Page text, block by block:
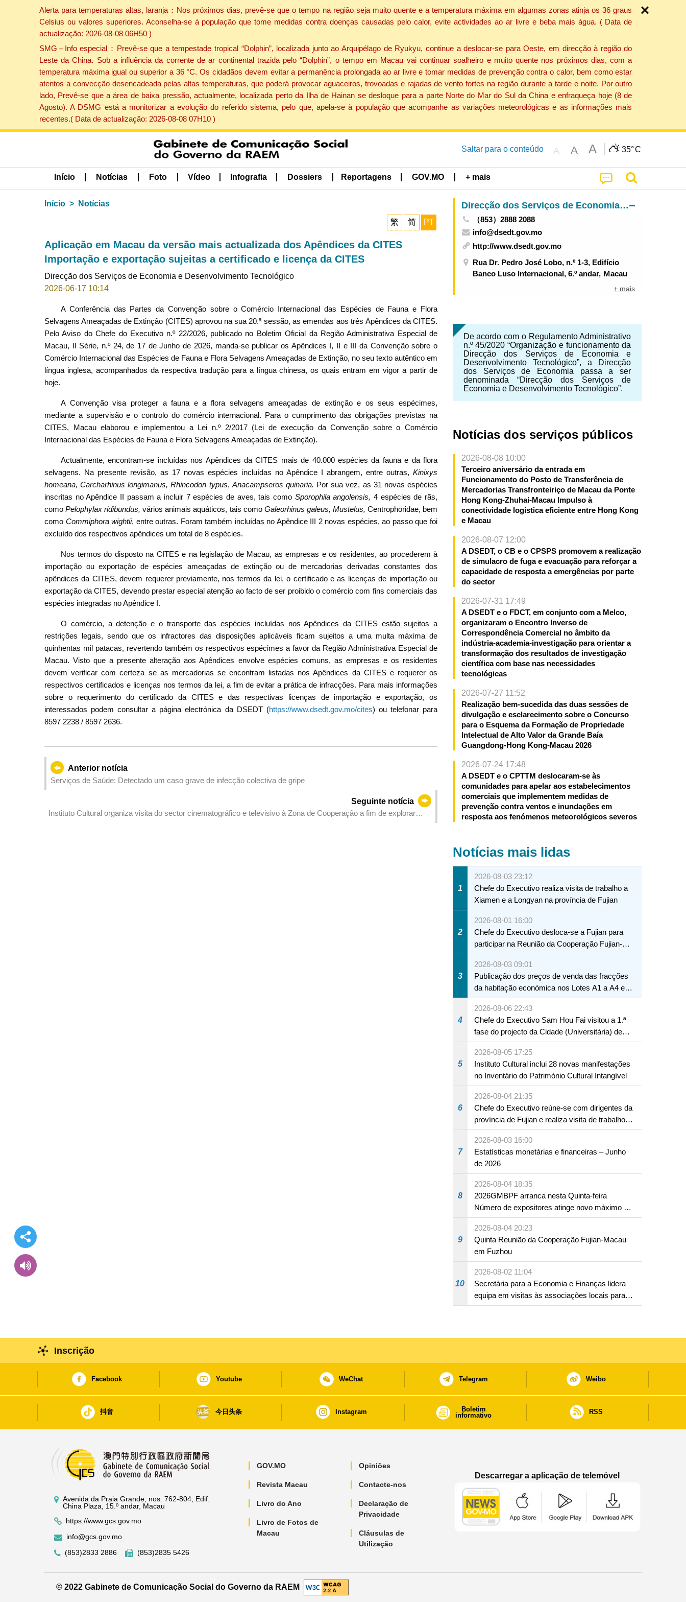
Alerta para temperaturas altas, laranja：Nos próximos dias, prevê-se que o tempo na região seja muito quente e a temperatura máxima em algumas zonas atinja os 36 graus
Celsius ou valores superiores. Aconselha-se à população que tome medidas contra doenças causadas pelo calor, evite actividades ao ar livre e beba mais água. ( Data de
actualização: 2026-08-08 06H50 )
SMG－Info especial：Prevê-se que a tempestade tropical “Dolphin”, localizada junto ao Arquipélago de Ryukyu, continue a deslocar-se para Oeste, em direcção à região do
Leste da China. Sob a influência da corrente de ar continental trazida pelo “Dolphin”, o tempo em Macau vai continuar soalheiro e muito quente nos próximos dias, com a
temperatura máxima igual ou superior a 36 °C. Os cidadãos devem evitar a permanência prolongada ao ar livre e tomar medidas de prevenção contra o calor, bem como estar
atentos a convecção desencadeada pelas altas temperaturas, que poderá provocar aguaceiros, trovoadas e rajadas de vento fortes na região durante a tarde e noite. Por outro
lado, Prevê-se que a área de baixa pressão, actualmente, localizada perto da Ilha de Hainan se desloque para a parte Norte do Mar do Sul da China e enfraqueça hoje (8 de
Agosto). A DSMG está a monitorizar a evolução do referido sistema, pelo que, apela-se à população que acompanhe as variações meteorológicas e as informações mais
recentes.( Data de actualização: 2026-08-08 07H10 )
Saltar para o conteúdo A A A 35°C
Início Notícias Foto Vídeo Infografia Dossiers Reportagens GOV.MO + mais
Início Notícias
繁 简 PT
Aplicação em Macau da versão mais actualizada dos Apêndices da CITES
Importação e exportação sujeitas a certificado e licença da CITES
Direcção dos Serviços de Economia e Desenvolvimento Tecnológico
2026-06-17 10:14
A Conferência das Partes da Convenção sobre o Comércio Internacional das Espécies de Fauna e Flora
Selvagens Ameaçadas de Extinção (CITES) aprovou na sua 20.ª sessão, as emendas aos três Apêndices da CITES.
Pelo Aviso do Chefe do Executivo n.º 22/2026, publicado no Boletim Oficial da Região Administrativa Especial de
Macau, II Série, n.º 24, de 17 de Junho de 2026, manda-se publicar os Apêndices I, II e III da Convenção sobre o
Comércio Internacional das Espécies de Fauna e Flora Selvagens Ameaçadas de Extinção, no seu texto autêntico em
língua inglesa, acompanhados da respectiva tradução para a língua chinesa, os quais entram em vigor a partir de
hoje.
A Convenção visa proteger a fauna e a flora selvagens ameaçadas de extinção e os seus espécimes,
mediante a supervisão e o controlo do comércio internacional. Para o cumprimento das obrigações previstas na
CITES, Macau elaborou e implementou a Lei n.º 2/2017 (Lei de execução da Convenção sobre o Comércio
Internacional das Espécies de Fauna e Flora Selvagens Ameaçadas de Extinção).
Actualmente, encontram-se incluídas nos Apêndices da CITES mais de 40.000 espécies da fauna e da flora
selvagens. Na presente revisão, as 17 novas espécies incluídas no Apêndice I abrangem, entre outras, Kinixys
homeana,Carcharhinus longimanus, Rhincodon typus, Anacampseros quinaria. Por sua vez, as 31 novas espécies
inscritas no Apêndice II passam a incluir 7 espécies de aves, tais como Sporophila angolensis,4 espécies de rãs,
como Pelophylax ridibundus, vários animais aquáticos, tais como Galeorhinus galeus, Mustelus, Centrophoridae, bem
como Commiphora wightii, entre outras. Foram também incluídas no Apêndice III 2 novas espécies, ao passo que foi
excluído dos respectivos apêndices um total de 8 espécies.
Nos termos do disposto na CITES e na legislação de Macau, as empresas e os residentes, ao procederem à
importação ou exportação de espécies ameaçadas de extinção ou de mercadorias derivadas constantes dos
apêndices da CITES, devem requerer previamente, nos termos da lei, o certificado e as licenças de importação ou
exportação da CITES, devendo prestar especial atenção ao facto de ser proibido o comércio com fins comerciais das
espécies integradas no Apêndice I.
O comércio, a detenção e o transporte das espécies incluídas nos Apêndices da CITES estão sujeitos a
restrições legais, sendo que os infractores das disposições aplicáveis ficam sujeitos a uma multa máxima de
quinhentas mil patacas, revertendo também os respectivos espécimes a favor da Região Administrativa Especial de
Macau. Visto que a presente alteração aos Apêndices envolve espécies comuns, as empresas e os residentes
devem verificar com certeza se as mercadorias se encontram listadas nos Apêndices da CITES e requerer os
respectivos certificados e licenças nos termos da lei, a fim de evitar a prática de infracções. Para mais informações
sobre o requerimento do certificado da CITES e das respectivas licenças de importação e exportação, os
interessados podem consultar a página electrónica da DSEDT (https://www.dsedt.gov.mo/cites) ou telefonar para
8597 2238 / 8597 2636.
Anterior notícia
Serviços de Saúde: Detectado um caso grave de infecção colectiva de gripe
Seguinte notícia
Instituto Cultural organiza visita do sector cinematográfico e televisivo à Zona de Cooperação a fim de explorar
Direcção dos Serviços de Economia e Desenvolvimento Tecnológico
（853）2888 2088
info@dsedt.gov.mo
http://www.dsedt.gov.mo
Rua Dr. Pedro José Lobo, n.º 1-3, Edifício
Banco Luso Internacional, 6.º andar, Ｍacau
+ mais
De acordo com o Regulamento Administrativo
n.º 45/2020 “Organização e funcionamento da
Direcção dos Serviços de Economia e
Desenvolvimento Tecnológico”, a Direcção
dos Serviços de Economia passa a ser
denominada “Direcção dos Serviços de
Economia e Desenvolvimento Tecnológico”.
Notícias dos serviços públicos
2026-08-08 10:00
Terceiro aniversário da entrada em
Funcionamento do Posto de Transferência de
Mercadorias Transfronteiriço de Macau da Ponte
Hong Kong-Zhuhai-Macau Impulso à
conectividade logística eficiente entre Hong Kong
e Macau
2026-08-07 12:00
A DSEDT, o CB e o CPSPS promovem a realização
de simulacro de fuga e evacuação para reforçar a
capacidade de resposta a emergências por parte
do sector
2026-07-31 17:49
A DSEDT e o FDCT, em conjunto com a Melco,
organizaram o Encontro Inverso de
Correspondência Comercial no âmbito da
indústria-academia-investigação para orientar a
transformação dos resultados de investigação
científica com base nas necessidades
tecnológicas
2026-07-27 11:52
Realização bem-sucedida das duas sessões de
divulgação e esclarecimento sobre o Concurso
para o Esquema da Formação de Propriedade
Intelectual de Alto Valor da Grande Baía
Guangdong-Hong Kong-Macau 2026
2026-07-24 17:48
A DSEDT e o CPTTM deslocaram-se às
comunidades para apelar aos estabelecimentos
comerciais que implementem medidas de
prevenção contra ventos e inundações em
resposta aos fenómenos meteorológicos severos
Notícias mais lidas
1
2026-08-03 23:12
Chefe do Executivo realiza visita de trabalho a
Xiamen e a Longyan na província de Fujian
2
2026-08-01 16:00
Chefe do Executivo desloca-se a Fujian para
participar na Reunião da Cooperação Fujian-
Macau
3
2026-08-03 09:01
Publicação dos preços de venda das fracções
da habitação económica nos Lotes A1 a A4 e
A12 da Zona A dos Novos Aterros
4
2026-08-06 22:43
Chefe do Executivo Sam Hou Fai visitou a 1.ª
fase do projecto da Cidade (Universitária) de
Educação Internacional de Macau e Hengqin
5
2026-08-05 17:25
Instituto Cultural inclui 28 novas manifestações
no Inventário do Património Cultural Intangível
6
2026-08-04 21:35
Chefe do Executivo reúne-se com dirigentes da
província de Fujian e realiza visita de trabalho
em Fuzhou
7
2026-08-03 16:00
Estatísticas monetárias e financeiras – Junho
de 2026
8
2026-08-04 18:35
2026GMBPF arranca nesta Quinta-feira
Número de expositores atinge novo máximo em
18 anos
9
2026-08-04 20:23
Quinta Reunião da Cooperação Fujian-Macau
em Fuzhou
10
2026-08-02 11:04
Secretária para a Economia e Finanças lidera
equipa em visitas às associações locais para
consolidar consensos e promover os trabalhos
Inscrição
Facebook Youtube WeChat Telegram Weibo
抖音 今日头条 Instagram
Boletim
informativo
RSS
Avenida da Praia Grande, nos. 762-804, Edif.
China Plaza, 15.º andar, Macau
https://www.gcs.gov.mo
info@gcs.gov.mo
(853)2833 2886
(853)2835 5426
GOV.MO
Revista Macau
Livro do Ano
Livro de Fotos de
Macau
Opiniões
Contacte-nos
Declaração de
Privacidade
Cláusulas de
Utilização
Descarregar a aplicação de telemóvel
© 2022 Gabinete de Comunicação Social do Governo da RAEM